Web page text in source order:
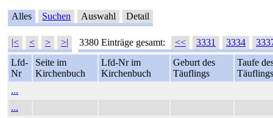
Alles Suchen Auswahl Detail
|< < > >| 3380 Einträge gesamt: << 3331 3334
Lfd-
Nr
Seite im
Kirchenbuch
Lfd-Nr im
Kirchenbuch
Geburt des
Täuflings
Taufe
Täuflings
...
...